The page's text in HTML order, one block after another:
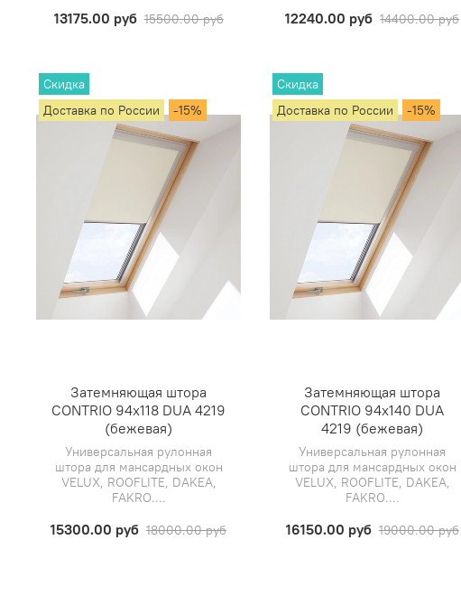
13175.00 руб 15500.00 руб 12240.00 руб 14400.00 руб
Скидка
Доставка по России
-15%
Затемняющая штора
CONTRIO 94х118 DUA 4219
(бежевая)
Универсальная рулонная
штора для мансардных окон
VELUX, ROOFLITE, DAKEA,
FAKRO....
15300.00 руб 18000.00 руб
Скидка
Доставка по России
-15%
Затемняющая штора
CONTRIO 94х140 DUA
4219 (бежевая)
Универсальная рулонная
штора для мансардных окон
VELUX, ROOFLITE, DAKEA,
FAKRO....
16150.00 руб 19000.00 руб